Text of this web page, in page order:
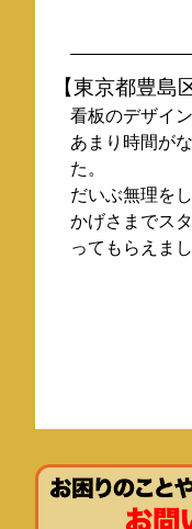
【東京都豊島
看板のデザイ
あまり時間が
た。
だいぶ無理を
かげさまでス
ってもらえまし